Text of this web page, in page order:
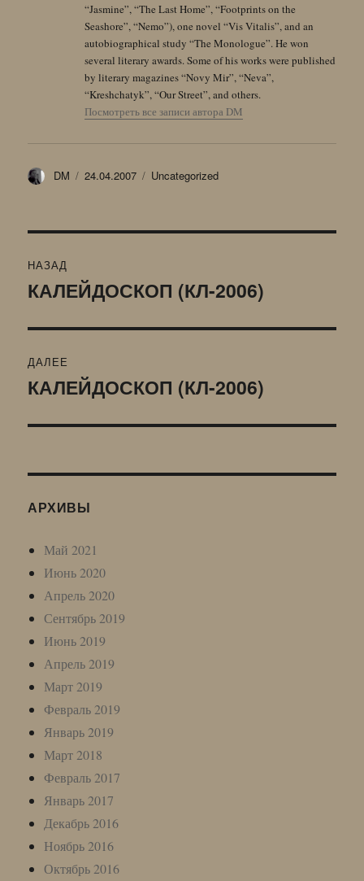
“Jasmine”, “The Last Home”, “Footprints on the
Seashore”, “Nemo”), one novel “Vis Vitalis”, and an
autobiographical study “The Monologue”. He won
several literary awards. Some of his works were published
by literary magazines “Novy Mir”, “Neva”,
“Kreshchatyk”, “Our Street”, and others.
Посмотреть все записи автора DM
Автор
DM Опубликовано
24.04.2007 Рубрики
Uncategorized
по
НАЗАД
Предыдущая
КАЛЕЙДОСКОП (КЛ-2006)
ДАЛЕЕ
Следующая
КАЛЕЙДОСКОП (КЛ-2006)
АРХИВЫ
Май 2021
Июнь 2020
Апрель 2020
Сентябрь 2019
Июнь 2019
Апрель 2019
Март 2019
Февраль 2019
Январь 2019
Март 2018
Февраль 2017
Январь 2017
Декабрь 2016
Ноябрь 2016
Октябрь 2016